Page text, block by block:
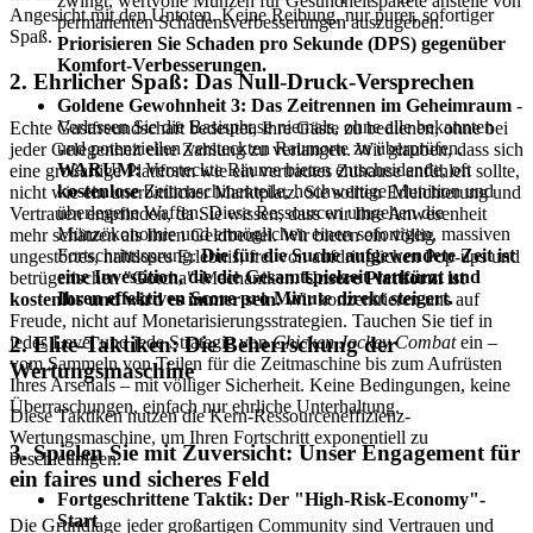
permanenten Schadensverbesserungen auszugeben.
Priorisieren Sie Schaden pro Sekunde (DPS) gegenüber
Komfort-Verbesserungen.
Goldene Gewohnheit 3: Das Zeitrennen im Geheimraum -
Verlassen Sie die Basisphase niemals, ohne alle bekannten
und potenziellen versteckten Raumorte zu überprüfen.
WARUM:Versteckte Räume bieten entscheidende, oft
kostenloseZeitmaschinenteile, hochwertige Munition und
überlegene Waffen. Diese Ressourcen umgehen die
Münzökonomie und ermöglichen einen sofortigen, massiven
Fortschrittssprung.Die für die Suche aufgewendete Zeit ist
eine Investition, die die Gesamtspielzeit verkürzt und
Ihren effektiven Score pro Minute direkt steigert.
2. Elite-Taktiken: Die Beherrschung der
Wertungsmaschine
Diese Taktiken nutzen die Kern-Ressourceneffizienz-
Wertungsmaschine, um Ihren Fortschritt exponentiell zu
beschleunigen.
Fortgeschrittene Taktik: Der "High-Risk-Economy"-
Start
Angesicht mit den Untoten. Keine Reibung, nur purer, sofortiger
Spaß.
2. Ehrlicher Spaß: Das Null-Druck-Versprechen
Echte Gastfreundschaft bedeutet, Ihre Gäste zu bedienen, ohne bei
jeder Gelegenheit eine Zahlung zu verlangen. Wir glauben, dass sich
eine großartige Plattform wie ein vertrautes Zuhause anfühlen sollte,
nicht wie ein unerbittlicher Marktplatz. Sie sollten Erleichterung und
Vertrauen empfinden, da Sie wissen, dass wir Ihre Anwesenheit
mehr schätzen als Ihren Geldbeutel. Wir bieten ein völlig
ungestörtes, nahtloses Erlebnis, frei von aufdringlichen Pop-ups und
betrügerischen "Gotcha"-Mechaniken.Unsere Plattform ist
kostenlos und wird es immer sein.Wir konzentrieren uns auf
Freude, nicht auf Monetarisierungsstrategien. Tauchen Sie tief in
jedes Level und jede Strategie vonChicken Jockey Combatein –
vom Sammeln von Teilen für die Zeitmaschine bis zum Aufrüsten
Ihres Arsenals – mit völliger Sicherheit. Keine Bedingungen, keine
Überraschungen, einfach nur ehrliche Unterhaltung.
3. Spielen Sie mit Zuversicht: Unser Engagement für
ein faires und sicheres Feld
Die Grundlage jeder großartigen Community sind Vertrauen und